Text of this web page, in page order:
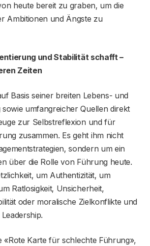
heute bereit zu graben, um die
Ambitionen und Ängste zu
und Stabilität schafft –
Zeiten
Basis seiner breiten Lebens- und
umfangreicher Quellen direkt
zur Selbstreflexion und für
zusammen. Es geht ihm nicht
sondern um ein
über die Rolle von Führung heute.
um Authentizität, um
Ratlosigkeit, Unsicherheit,
oder moralische Zielkonflikte und
«Rote Karte für schlechte Führung»,